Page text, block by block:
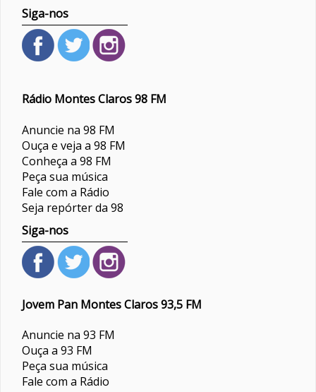
Siga-nos
Rádio Montes Claros 98 FM
Anuncie na 98 FM
Ouça e veja a 98 FM
Conheça a 98 FM
Peça sua música
Fale com a Rádio
Seja repórter da 98
Siga-nos
Jovem Pan Montes Claros 93,5 FM
Anuncie na 93 FM
Ouça a 93 FM
Peça sua música
Fale com a Rádio